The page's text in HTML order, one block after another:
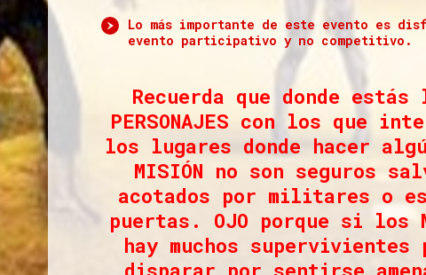
Lo más importante de este evento es
evento participativo y no competitivo.
Recuerda que donde estás
PERSONAJES con los que
los lugares donde hacer
MISIÓN no son seguros
acotados por militares o
puertas. OJO porque si los
hay muchos supervivientes